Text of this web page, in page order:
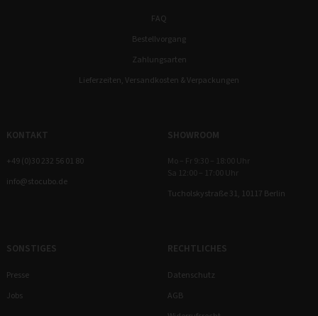
FAQ
Bestellvorgang
Zahlungsarten
Lieferzeiten, Versandkosten & Verpackungen
KONTAKT
+49 (0)30 232 56 01 80
info@stocubo.de
SHOWROOM
Mo – Fr 9:30 – 18:00 Uhr
Sa 12:00 – 17:00 Uhr
Tucholskystraße 31, 10117 Berlin
SONSTIGES
Presse
Jobs
RECHTLICHES
Datenschutz
AGB